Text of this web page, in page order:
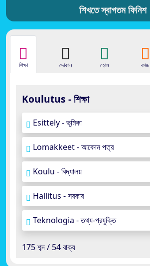
শিখতে স্বাগতম ফিনিশ
শিক্ষা দোকান হোম কাজ
Koulutus - শিক্ষা
Esittely - ভূমিকা
Lomakkeet - আবেদন পত্র
Koulu - বিদ্যালয়
Hallitus - সরকার
Teknologia - তথ্য-প্রযুক্তি
175 শব্দ / 54 বাক্য